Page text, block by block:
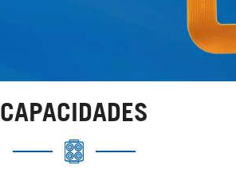
CAPACIDADES